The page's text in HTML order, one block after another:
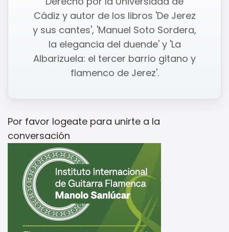
Cádiz y autor de los libros 'De Jerez
y sus cantes', 'Manuel Soto Sordera,
la elegancia del duende' y 'La
Albarizuela: el tercer barrio gitano y
flamenco de Jerez'.
Por favor logeate para unirte a la
conversación